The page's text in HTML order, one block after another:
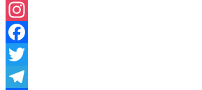
Facebook
Instagram
Facebook
Twitter